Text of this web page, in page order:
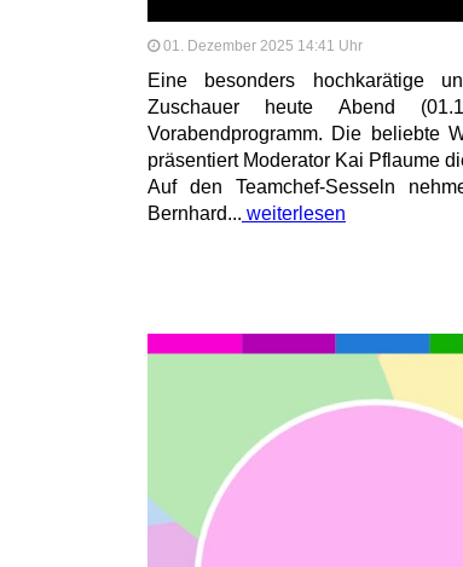
01. Dezember 2025 14:41 Uhr
Eine besonders hochkarätige
Zuschauer heute Abend
Vorabendprogramm. Die beliebte
präsentiert Moderator Kai Pflaume
Auf den Teamchef-Sesseln
Bernhard... weiterlesen